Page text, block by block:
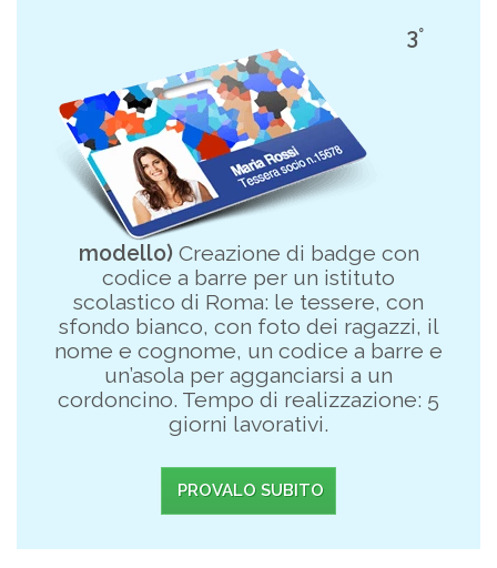
3°
modello) Creazione di badge con
codice a barre per un istituto
scolastico di Roma: le tessere, con
sfondo bianco, con foto dei ragazzi, il
nome e cognome, un codice a barre e
un’asola per agganciarsi a un
cordoncino. Tempo di realizzazione: 5
giorni lavorativi.
PROVALO SUBITO